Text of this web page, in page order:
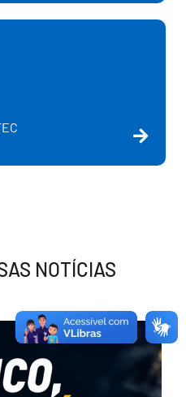
NOTÍCIAS